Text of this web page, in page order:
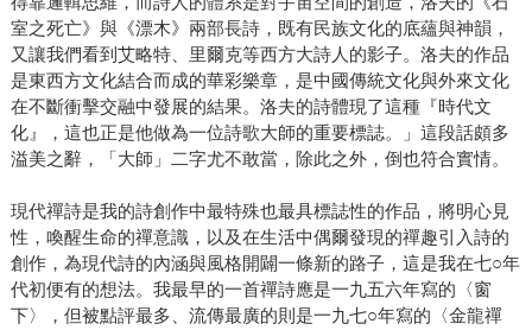
室之死亡》與《漂木》兩部長詩，既有民族文化的底蘊與神韻，
又讓我們看到艾略特、里爾克等西方大詩人的影子。洛夫的作品
是東西方文化結合而成的華彩樂章，是中國傳統文化與外來文化
在不斷衝擊交融中發展的結果。洛夫的詩體現了這種『時代文
化』，這也正是他做為一位詩歌大師的重要標誌。」這段話頗多
溢美之辭，「大師」二字尤不敢當，除此之外，倒也符合實情。
現代禪詩是我的詩創作中最特殊也最具標誌性的作品，將明心見
性，喚醒生命的禪意識，以及在生活中偶爾發現的禪趣引入詩的
創作，為現代詩的內涵與風格開闢一條新的路子，這是我在七○年
代初便有的想法。我最早的一首禪詩應是一九五六年寫的〈窗
下〉，但被點評最多、流傳最廣的則是一九七○年寫的〈金龍禪